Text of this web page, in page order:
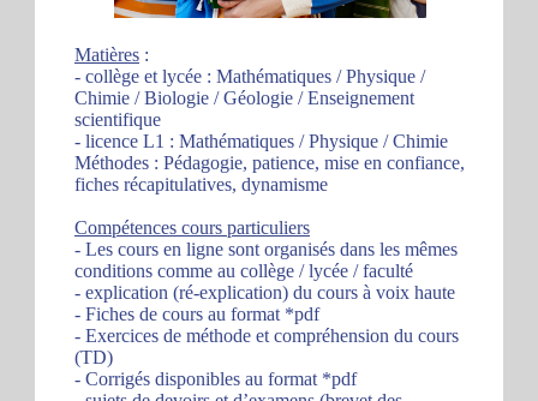
Matières :
- collège et lycée : Mathématiques / Physique /
Chimie / Biologie / Géologie / Enseignement
scientifique
- licence L1 : Mathématiques / Physique / Chimie
Méthodes : Pédagogie, patience, mise en confiance,
fiches récapitulatives, dynamisme
Compétences cours particuliers
- Les cours en ligne sont organisés dans les mêmes
conditions comme au collège / lycée / faculté
- explication (ré-explication) du cours à voix haute
- Fiches de cours au format *pdf
- Exercices de méthode et compréhension du cours
(TD)
- Corrigés disponibles au format *pdf